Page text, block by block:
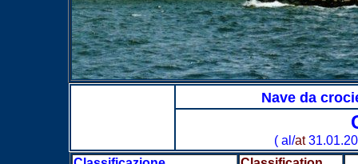
Nave da
( al/at